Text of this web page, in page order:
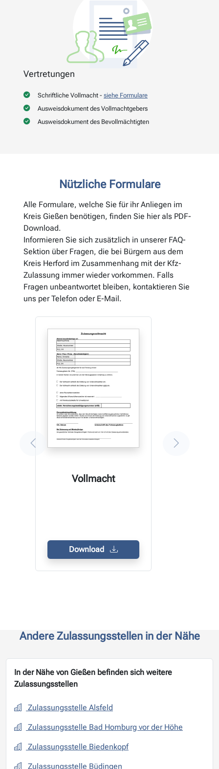
Vertretungen
Schriftliche Vollmacht - siehe Formulare
Ausweisdokument des Vollmachtgebers
Ausweisdokument des Bevollmächtigten
Nützliche Formulare
Alle Formulare, welche Sie für ihr Anliegen im
Kreis Gießen benötigen, finden Sie hier als PDF-
Download.
Informieren Sie sich zusätzlich in unserer FAQ-
Sektion über Fragen, die bei Bürgern aus dem
Kreis Herford im Zusammenhang mit der Kfz-
Zulassung immer wieder vorkommen. Falls
Fragen unbeantwortet bleiben, kontaktieren Sie
uns per Telefon oder E-Mail.
Vollmacht
Download
Andere Zulassungsstellen in der Nähe
In der Nähe von Gießen befinden sich weitere
Zulassungsstellen
Zulassungsstelle Alsfeld
Zulassungsstelle Bad Homburg vor der Höhe
Zulassungsstelle Biedenkopf
Zulassungsstelle Büdingen